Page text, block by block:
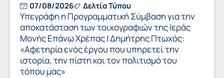
07/08/2026 Δελτία Τύπου
Υπεγράφη η Προγραμματική Σύμβαση για την
αποκατάσταση των τοιχογραφιών της Ιεράς
Μονής Επάνω Χρέπας | Δημήτρης Πτωχός:
«Αφετηρία ενός έργου που υπηρετεί την
ιστορία, την πίστη και τον πολιτισμό του
τόπου μας»